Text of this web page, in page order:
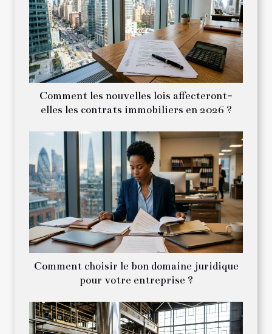
Comment les nouvelles lois affecteront-
elles les contrats immobiliers en 2026 ?
Comment choisir le bon domaine juridique
pour votre entreprise ?